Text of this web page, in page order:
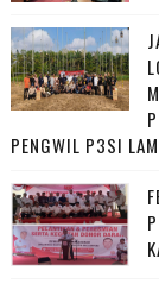
PENGWIL P3SI